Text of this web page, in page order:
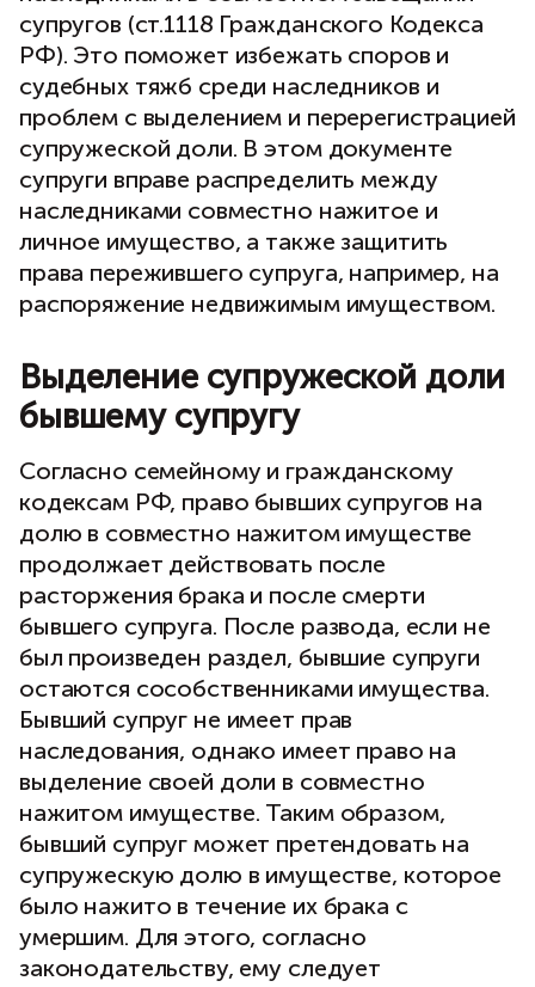
супругов (ст.1118 Гражданского Кодекса
РФ). Это поможет избежать споров и
судебных тяжб среди наследников и
проблем с выделением и перерегистрацией
супружеской доли. В этом документе
супруги вправе распределить между
наследниками совместно нажитое и
личное имущество, а также защитить
права пережившего супруга, например, на
распоряжение недвижимым имуществом.
Выделение супружеской доли
бывшему супругу
Согласно семейному и гражданскому
кодексам РФ, право бывших супругов на
долю в совместно нажитом имуществе
продолжает действовать после
расторжения брака и после смерти
бывшего супруга. После развода, если не
был произведен раздел, бывшие супруги
остаются сособственниками имущества.
Бывший супруг не имеет прав
наследования, однако имеет право на
выделение своей доли в совместно
нажитом имуществе. Таким образом,
бывший супруг может претендовать на
супружескую долю в имуществе, которое
было нажито в течение их брака с
умершим. Для этого, согласно
законодательству, ему следует